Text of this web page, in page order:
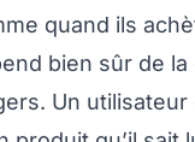
quand ils
bien sûr de
Un